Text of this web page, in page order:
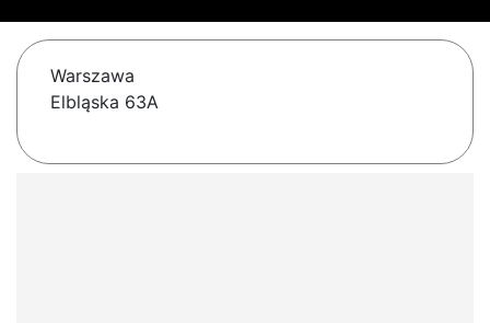
Warszawa
Elbląska 63A